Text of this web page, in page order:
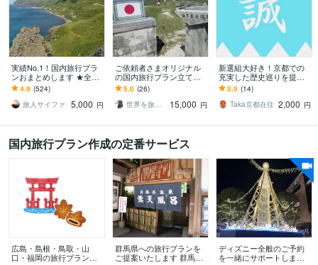
実績No.1！国内旅行プラ
ンおまとめします ★全国4
7都道府県制覇済！ご希望
に合わせて旅行プランお
まとめ
4.9 (524)
旅人サイファ
5,000 円
ご依頼者さまオリジナル
の国内旅行プラン立てま
す 【日本一周した旅ブロ
ガーが作る！】世界で一
つだけの旅行プラン
5.0 (26)
世界を旅する文章屋タカヤ｜SEOライター
15,000 円
新選組大好き！京都での
充実した歴史巡りを提案
します ガイドブックに載
ってないマニアックな聖
地や名所なども教えます
5.0 (14)
Taka京都在住 2,000 円
国内旅行プラン作成の定番サービス
広島・島根・鳥取・山
口・福岡の旅行プラン作
群馬県への旅行プランを
ご提案いたします 群馬県
ディズニー全般のご予約
を一緒にサポートします